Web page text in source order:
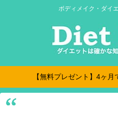
ボディメイク・ダイ
【無料プレゼント】4ヶ